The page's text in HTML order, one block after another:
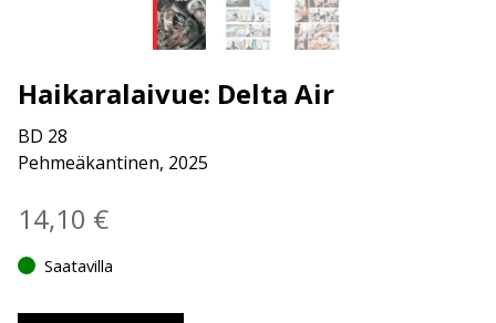
Haikaralaivue: Delta Air
BD 28
Pehmeäkantinen, 2025
14,10 €
Saatavilla